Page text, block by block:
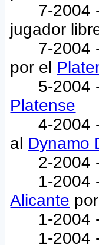
7-2004
jugador
7-2004
por el
5-2004
Platense
4-2004
al Dynamo
2-2004
1-2004
Alicante
1-2004
1-2004